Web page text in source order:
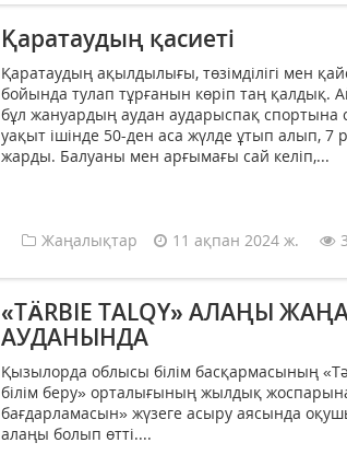
Қаратаудың қасиеті
Қаратаудың ақылдылығы, төзімділігі мен
бойында тулап тұрғанын көріп таң қалдық.
бұл жануардың аудан аударыспақ спортына
уақыт ішінде 50-ден аса жүлде ұтып алып, 7
жарды. Балуаны мен арғымағы сай келіп,...
Жаңалықтар 11 ақпан 2024 ж.
«ТÄRBIE TALQY» АЛАҢЫ
АУДАНЫНДА
Қызылорда облысы білім басқармасының
білім беру» орталығының жылдық
бағдарламасын» жүзеге асыру аясында
алаңы болып өтті....